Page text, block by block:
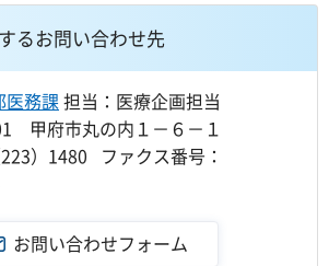
るお問い合わせ先
医務課 担当：医療企画担当
甲府市丸の内１－６－１
）1480 ファクス番号：